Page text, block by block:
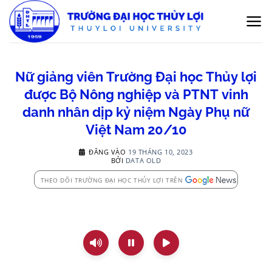
qua
nội
Nữ giảng viên Trường Đại học Thủy lợi
được Bộ Nông nghiệp và PTNT vinh
danh nhân dịp kỷ niệm Ngày Phụ nữ
Việt Nam 20/10
ĐĂNG VÀO 19 THÁNG 10, 2023
BỞI DATA OLD
THEO DÕI TRƯỜNG ĐẠI HỌC THỦY LỢI TRÊN